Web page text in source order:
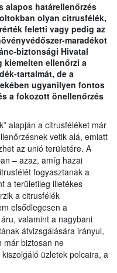
alapos határellenőrzés
olyan citrusfélék,
feletti vagy pedig az
maradékot
biztonsági Hivatal
kiemelten ellenőrzi a
tartalmát, de a
ugyanilyen fontos
a fokozott önellenőrzés
alapján a citrusféléket már
vetik alá, emiatt
az unió területére. A
– azaz, amíg hazai
fogyasztanak a
a területileg illetékes
a citrusfélék
elsődlegesen a
valamint a nagybani
átvizsgálására irányul,
már biztosan ne
üzletek polcaira, a